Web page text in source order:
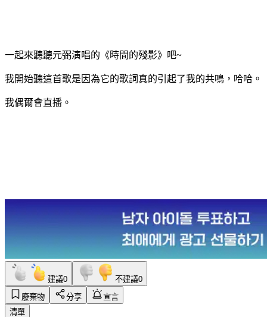
一起來聽聽元弼演唱的《時間的殘影》吧~
我開始聽這首歌是因為它的歌詞真的引起了我的共鳴，哈哈。
我偶爾會直播。
建議0 不建議0
廢棄物
分享
宣言
清單